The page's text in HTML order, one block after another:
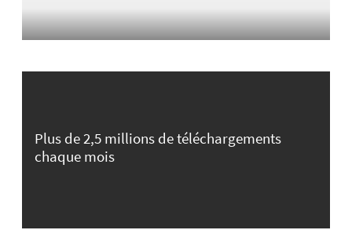
Plus de 2,5 millions de téléchargements
chaque mois